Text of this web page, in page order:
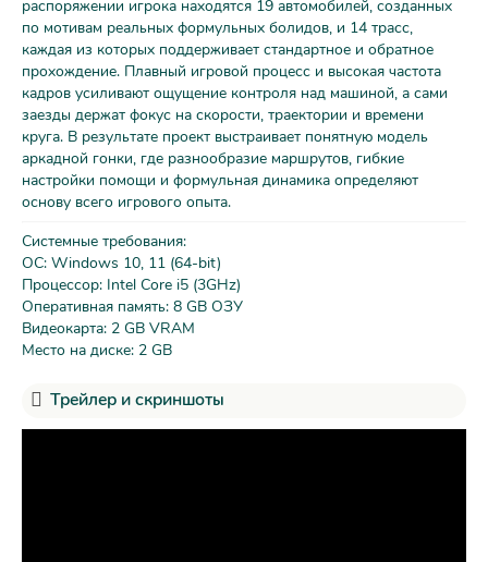
распоряжении игрока находятся 19 автомобилей, созданных
по мотивам реальных формульных болидов, и 14 трасс,
каждая из которых поддерживает стандартное и обратное
прохождение. Плавный игровой процесс и высокая частота
кадров усиливают ощущение контроля над машиной, а сами
заезды держат фокус на скорости, траектории и времени
круга. В результате проект выстраивает понятную модель
аркадной гонки, где разнообразие маршрутов, гибкие
настройки помощи и формульная динамика определяют
основу всего игрового опыта.
Системные требования:
ОС: Windows 10, 11 (64-bit)
Процессор: Intel Core i5 (3GHz)
Оперативная память: 8 GB ОЗУ
Видеокарта: 2 GB VRAM
Место на диске: 2 GB
Трейлер и скриншоты